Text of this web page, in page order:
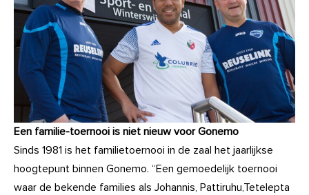
Een familie-toernooi is niet nieuw voor Gonemo
Sinds 1981 is het familietoernooi in de zaal het jaarlijkse
hoogtepunt binnen Gonemo. “Een gemoedelijk toernooi
waar de bekende families als Johannis, Pattiruhu,Tetelepta